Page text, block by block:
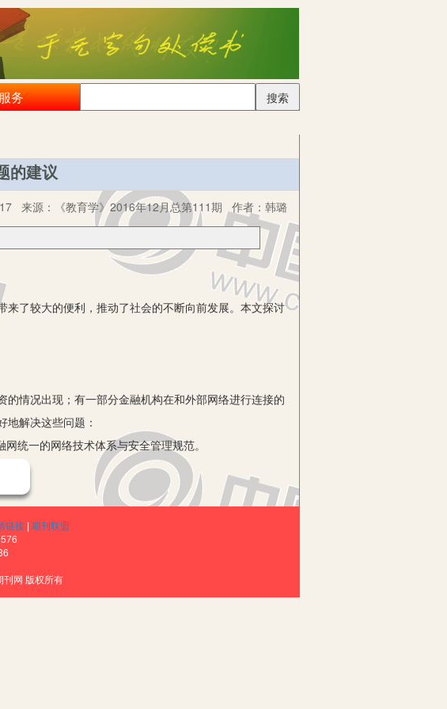
务
搜索
的建议
来源： 《教育学》2016年12月总第111期 作者： 韩璐
了较大的便利，推动了社会的不断向前发展。本文探讨
情况出现；有一部分金融机构在和外部网络进行连接的
地解决这些问题：
统一的网络技术体系与安全管理规范。
用网中，然后由国家的金融网统一提供安全高速出口
降低，还很好地为将来各家金融系统、各种金融业务的
安全隐患的发生。
后门”或者是逻辑炸弹导致的安全隐患之外，就连日常
链接 | 期刊联盟
网 版权所有